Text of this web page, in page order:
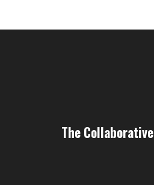
The Collaborative